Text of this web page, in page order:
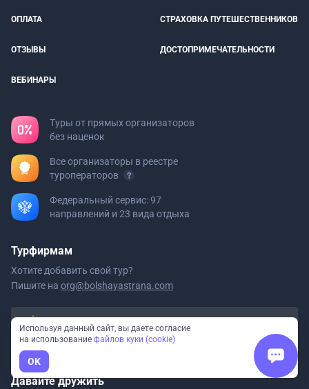
ОПЛАТА СТРАХОВКА ПУТЕШЕСТВЕННИКОВ
ОТЗЫВЫ ДОСТОПРИМЕЧАТЕЛЬНОСТИ
ВЕБИНАРЫ
Туры от прямых организаторов
без наценок
Все организаторы в реестре
туроператоров
Федеральный сервис: 97
направлений и 23 вида отдыха
Турфирмам
Хотите добавить свой тур?
Пишите на org@bolshayastrana.com
Мы в реестре туроператоров
ООО «Большая Страна» РТО 020723
Давайте дружить
Используя данный сайт, вы даете согласие
на использование файлов куки (cookie)
OK